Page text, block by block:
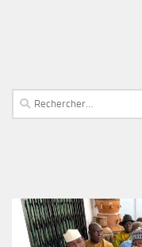
Rechercher :